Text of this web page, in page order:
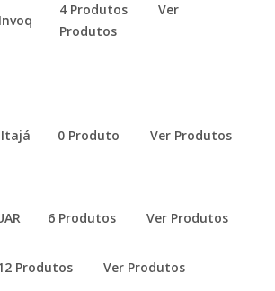
Invoq
4 Produtos
Ver
Produtos
Itajá 0 Produto Ver Produtos
6 Produtos Ver Produtos
Produtos Ver Produtos